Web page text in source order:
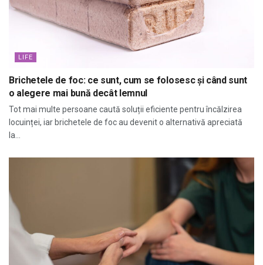
LIFE
Brichetele de foc: ce sunt, cum se folosesc și când sunt
o alegere mai bună decât lemnul
Tot mai multe persoane caută soluții eficiente pentru încălzirea
locuinței, iar brichetele de foc au devenit o alternativă apreciată
la...